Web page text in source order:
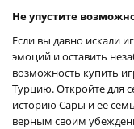
Не упустите
Если вы давно искали
эмоций и оставить
возможность купить
Турцию. Откройте для
историю Сары и ее
верным своим